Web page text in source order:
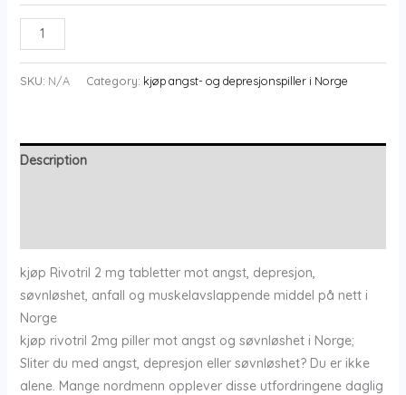
kjøp
2mg
Rivotril/Clonazepam
quantity
SKU: N/A Category: kjøp angst- og depresjonspiller i Norge
Description
kjøp Rivotril 2 mg tabletter mot angst, depresjon,
søvnløshet, anfall og muskelavslappende middel på nett i
Norge
kjøp rivotril 2mg piller mot angst og søvnløshet i Norge;
Sliter du med angst, depresjon eller søvnløshet? Du er ikke
alene. Mange nordmenn opplever disse utfordringene daglig